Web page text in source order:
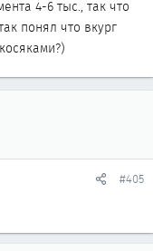
4-6 тыс., так что
понял что вкург
#405